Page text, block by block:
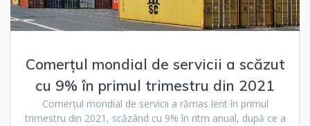
Comerțul mondial de servicii a scăzut
cu 9% în primul trimestru din 2021
Comerțul mondial de servicii a rămas lent în primul
trimestru din 2021, scăzând cu 9% în ritm anual, după ce a